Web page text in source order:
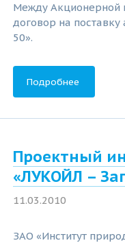
Между Акционерной
договор на
50».
Подробнее
Проектный
«ЛУКОЙЛ –
11.03.2010
ЗАО «Институт